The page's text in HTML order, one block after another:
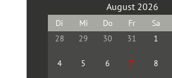
August 2026
28 29 30 31 1
4 5 6 7 8